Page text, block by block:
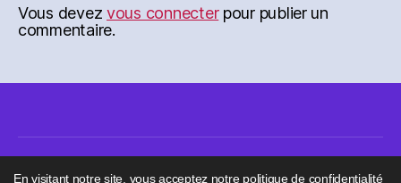
Vous devezvous connecterpour publier un
commentaire.
En visitant notre site, vous acceptez notre politique de confidentialité